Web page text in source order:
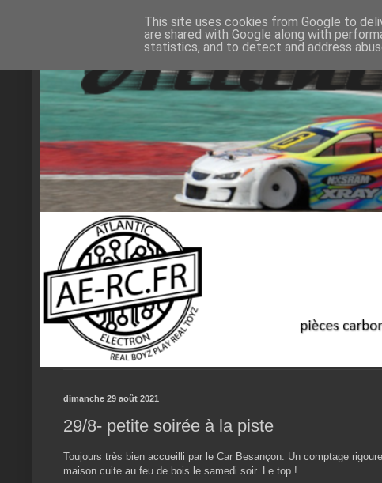
dimanche 29 août 2021
29/8- petite soirée à la piste
Toujours très bien accueilli par le Car Besançon. Un comptage
maison cuite au feu de bois le samedi soir. Le top !
This site uses cookies from Google to
are shared with Google along with
statistics, and to detect and address